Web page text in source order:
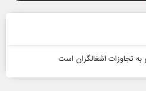
تجاوزات اشغالگران است